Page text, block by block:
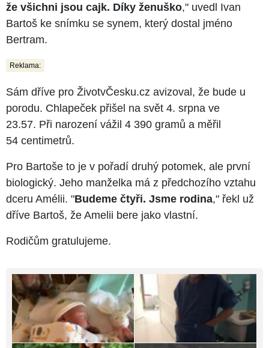
že všichni jsou cajk. Díky ženuško," uvedl Ivan
Bartoš ke snímku se synem, který dostal jméno
Bertram.
Reklama:
Sám dříve pro ŽivotvČesku.cz avizoval, že bude u
porodu. Chlapeček přišel na svět 4. srpna ve
23.57. Při narození vážil 4 390 gramů a měřil
54 centimetrů.
Pro Bartoše to je v pořadí druhý potomek, ale první
biologický. Jeho manželka má z předchozího vztahu
dceru Amélii. "Budeme čtyři. Jsme rodina," řekl už
dříve Bartoš, že Amelii bere jako vlastní.
Rodičům gratulujeme.